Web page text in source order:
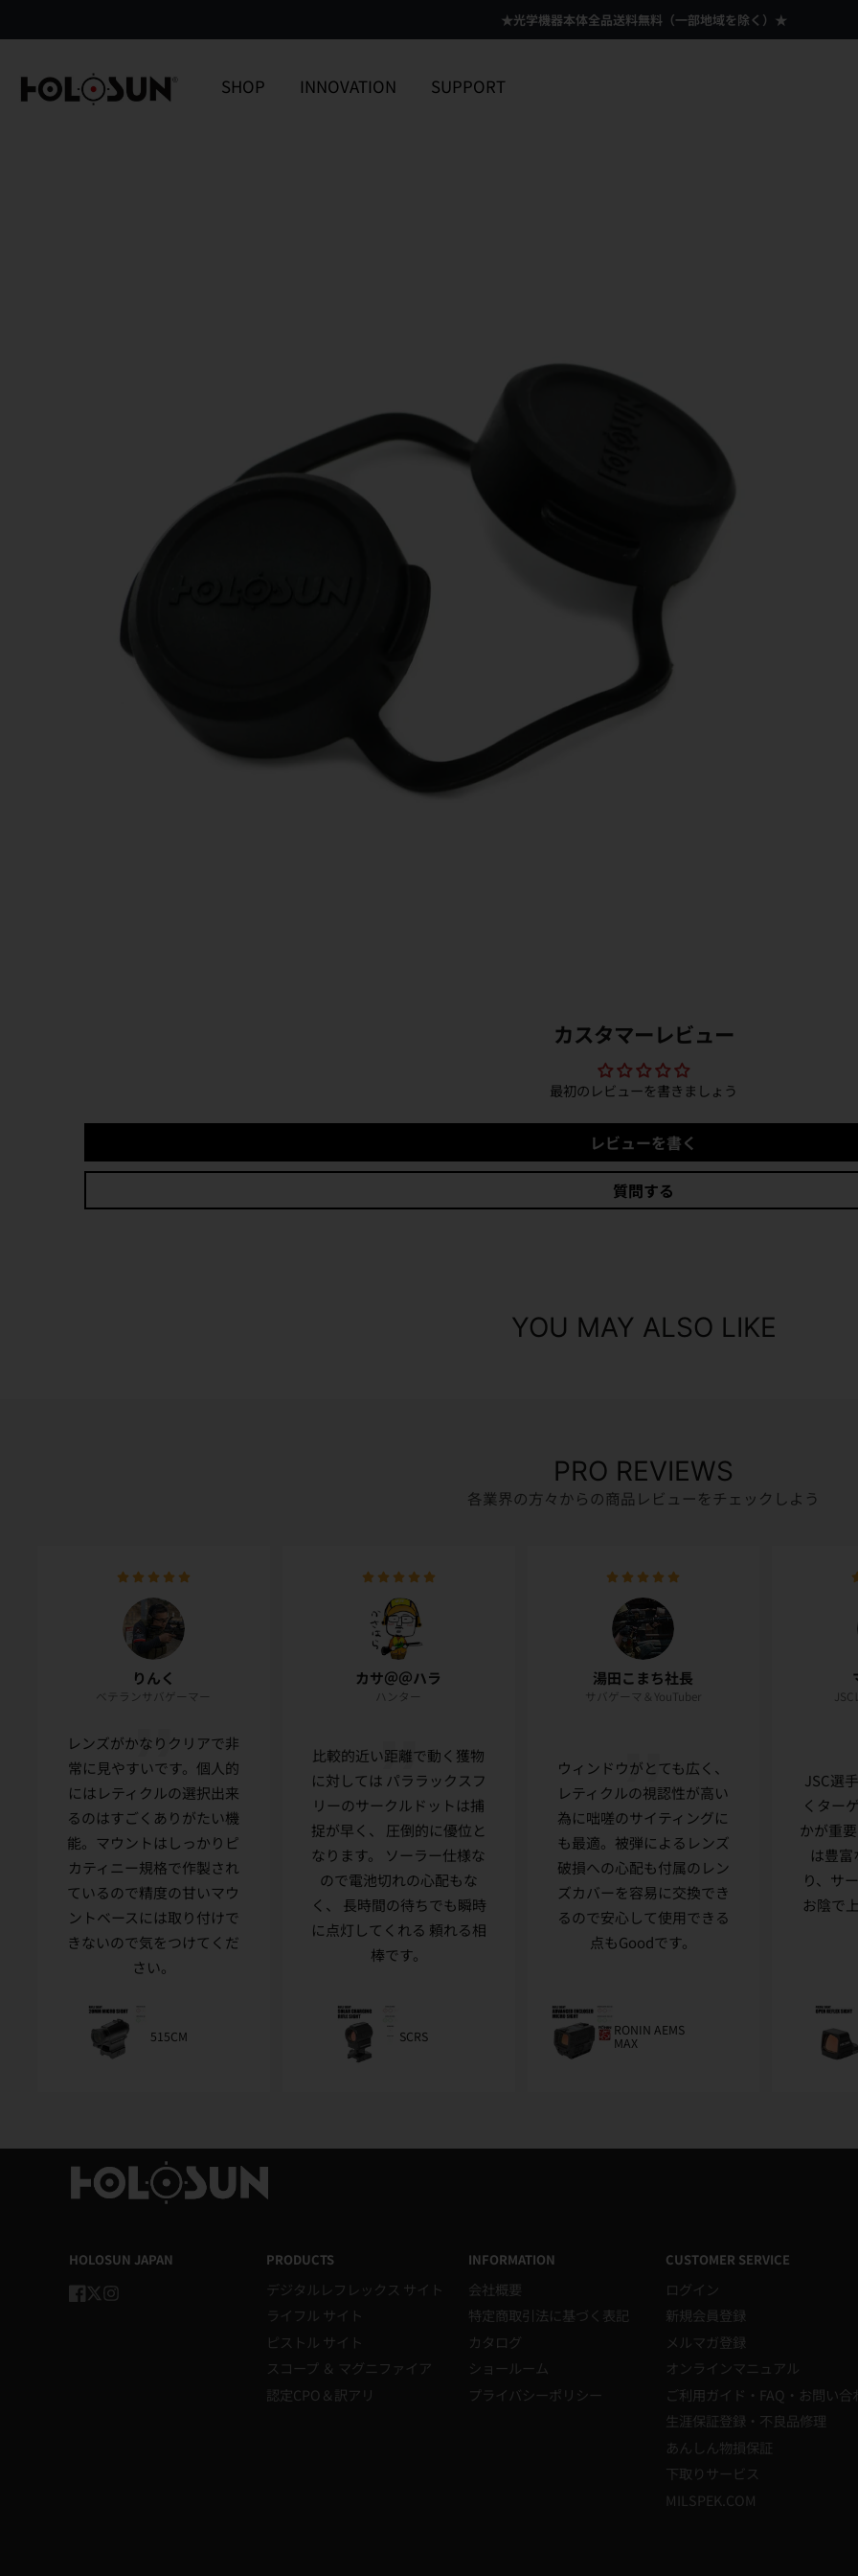
★光学機器本体全品送料無料（一部地域を除く）★
SHOP INNOVATION SUPPORT
カスタマーレビュー
最初のレビューを書きましょう
レビューを書く
質問する
YOU MAY ALSO LIKE
PRO REVIEWS
各業界の方々からの商品レビューをチェックしよう
りんく
ベテランサバゲーマー
レンズがかなりクリアで非
常に見やすいです。個人的
にはレティクルの選択出来
るのはすごくありがたい機
能。マウントはしっかりピ
カティニー規格で作製され
ているので精度の甘いマウ
ントベースには取り付けで
きないので気をつけてくだ
さい。
515CM
カサ＠＠ハラ
ハンター
比較的近い距離で動く獲物
に対しては パララックスフ
リーのサークルドットは捕
捉が早く、 圧倒的に優位と
なります。 ソーラー仕様な
ので電池切れの心配もな
く、 長時間の待ちでも瞬時
に点灯してくれる 頼れる相
棒です。
SCRS
湯田こまち社長
サバゲーマ＆YouTuber
ウィンドウがとても広く、
レティクルの視認性が高い
為に咄嗟のサイティングに
も最適。被弾によるレンズ
破損への心配も付属のレン
ズカバーを容易に交換でき
るので安心して使用できる
点もGoodです。
RONIN AEMS
MAX
JSC選
くター
かが重
は豊富
り、サ
お陰で
HOLOSUN JAPAN PRODUCTS
デジタルレフレックス サイト
ライフル サイト
ピストル サイト
スコープ ＆ マグニファイア
認定CPO＆訳アリ
INFORMATION
会社概要
特定商取引法に基づく表記
カタログ
ショールーム
プライバシーポリシー
CUSTOMER SERVICE
ログイン
新規会員登録
メルマガ登録
オンラインマニュアル
ご利用ガイド・FAQ・お問い合
生涯保証登録・不良品修理
あんしん物損保証
下取りサービス
MILSPEK.COM